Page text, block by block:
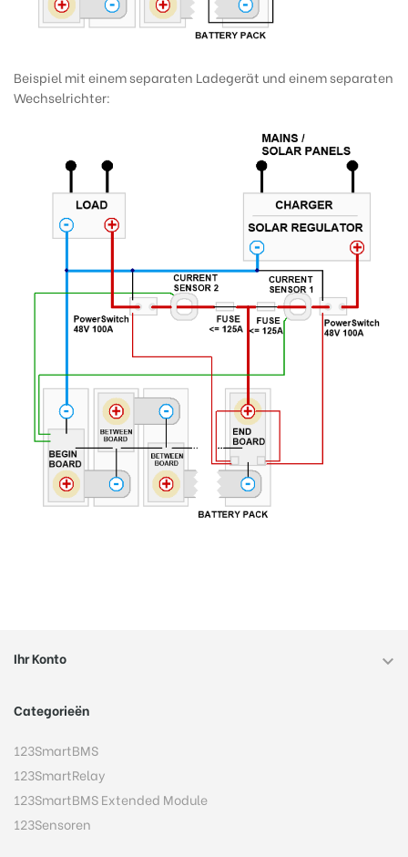
Beispiel mit einem separaten Ladegerät und einem separaten
Wechselrichter:
Ihr Konto 
Categorieën
123SmartBMS
123SmartRelay
123SmartBMS Extended Module
123Sensoren